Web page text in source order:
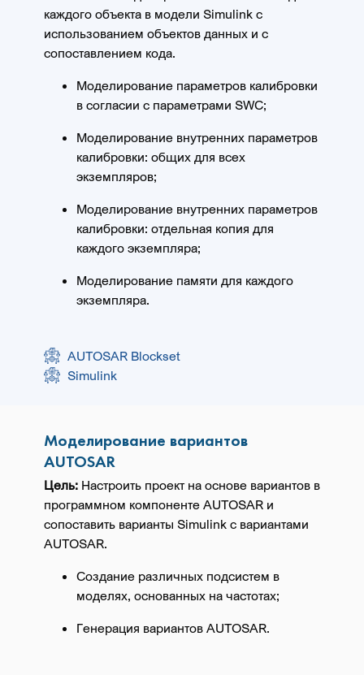
каждого объекта в модели Simulink с
использованием объектов данных и с
сопоставлением кода.
Моделирование параметров калибровки
в согласии с параметрами SWC;
Моделирование внутренних параметров
калибровки: общих для всех
экземпляров;
Моделирование внутренних параметров
калибровки: отдельная копия для
каждого экземпляра;
Моделирование памяти для каждого
экземпляра.
AUTOSAR Blockset
Simulink
Моделирование вариантов
AUTOSAR
Цель: Настроить проект на основе вариантов в
программном компоненте AUTOSAR и
сопоставить варианты Simulink с вариантами
AUTOSAR.
Создание различных подсистем в
моделях, основанных на частотах;
Генерация вариантов AUTOSAR.